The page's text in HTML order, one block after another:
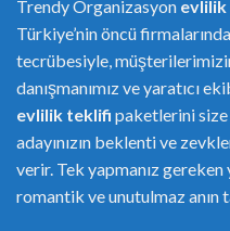
Trendy Organizasyon
Türkiye’nin öncü
tecrübesiyle,
danışmanımız ve yaratıcı
evlilik teklifi paketlerini size
adayınızın beklenti ve
verir. Tek yapmanız
romantik ve unutulmaz anın